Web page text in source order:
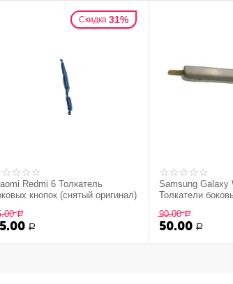
Скидка 31%
Redmi 6 Толкатель
кнопок (снятый оригинал)
Р
Р
Samsung Galaxy
Толкатели
90.00 Р
50.00 Р